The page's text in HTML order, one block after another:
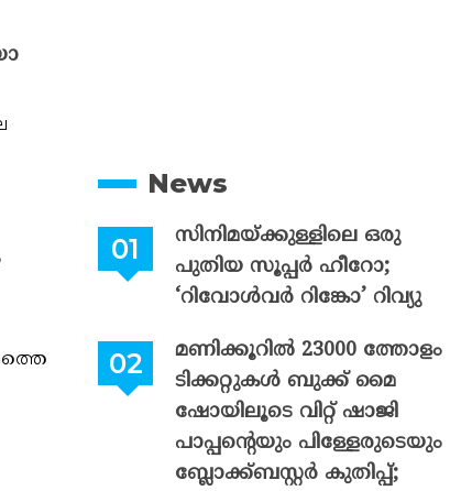
News
സിനിമയ്ക്കുള്ളിലെ ഒരു
പുതിയ സൂപ്പർ ഹീറോ;
‘റിവോൾവർ റിങ്കോ’ റിവ്യു
മണിക്കൂറിൽ 23000 ത്തോളം
ടിക്കറ്റുകൾ ബുക്ക് മൈ
ഷോയിലൂടെ വിറ്റ് ഷാജി
പാപ്പന്റെയും പിള്ളേരുടെയും
ബ്ലോക്ക്ബസ്റ്റർ കുതിപ്പ്;